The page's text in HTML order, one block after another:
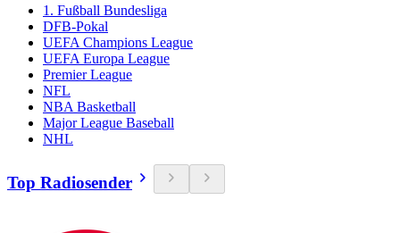
1. Fußball Bundesliga
DFB-Pokal
UEFA Champions League
UEFA Europa League
Premier League
NFL
NBA Basketball
Major League Baseball
NHL
Top Radiosender